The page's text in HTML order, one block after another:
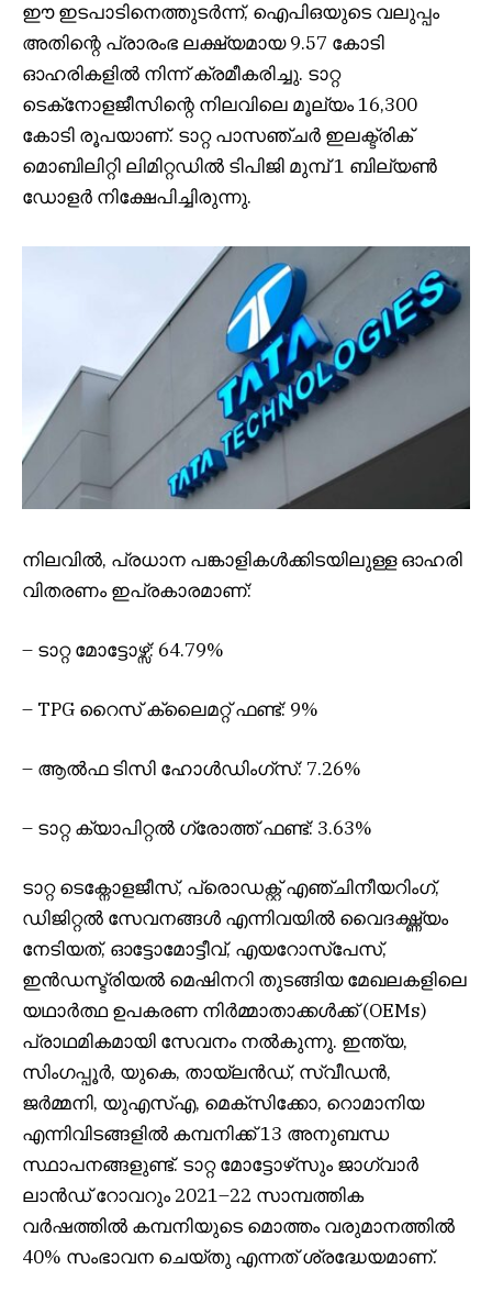
ഈ ഇടപാടിനെത്തുടർന്ന്, ഐപിഒയുടെ വലുപ്പം
അതിന്റെ പ്രാരംഭ ലക്ഷ്യമായ 9.57 കോടി
ഓഹരികളിൽ നിന്ന് ക്രമീകരിച്ചു. ടാറ്റ
ടെക്‌നോളജീസിന്റെ നിലവിലെ മൂല്യം 16,300
കോടി രൂപയാണ്. ടാറ്റ പാസഞ്ചർ ഇലക്ട്രിക്
മൊബിലിറ്റി ലിമിറ്റഡിൽ ടിപിജി മുമ്പ് 1 ബില്യൺ
ഡോളർ നിക്ഷേപിച്ചിരുന്നു.
നിലവിൽ, പ്രധാന പങ്കാളികൾക്കിടയിലുള്ള ഓഹരി
വിതരണം ഇപ്രകാരമാണ്:
– ടാറ്റ മോട്ടോഴ്സ്: 64.79%
– TPG റൈസ് ക്ലൈമറ്റ് ഫണ്ട്: 9%
– ആൽഫ ടിസി ഹോൾഡിംഗ്സ്: 7.26%
– ടാറ്റ ക്യാപിറ്റൽ ഗ്രോത്ത് ഫണ്ട്: 3.63%
ടാറ്റ ടെക്നോളജീസ്, പ്രൊഡക്റ്റ് എഞ്ചിനീയറിംഗ്,
ഡിജിറ്റൽ സേവനങ്ങൾ എന്നിവയിൽ വൈദഗ്ദ്ധ്യം
നേടിയത്, ഓട്ടോമോട്ടീവ്, എയറോസ്പേസ്,
ഇൻഡസ്ട്രിയൽ മെഷിനറി തുടങ്ങിയ മേഖലകളിലെ
യഥാർത്ഥ ഉപകരണ നിർമ്മാതാക്കൾക്ക് (OEMs)
പ്രാഥമികമായി സേവനം നൽകുന്നു. ഇന്ത്യ,
സിംഗപ്പൂർ, യുകെ, തായ്‌ലൻഡ്, സ്വീഡൻ,
ജർമ്മനി, യുഎസ്എ, മെക്സിക്കോ, റൊമാനിയ
എന്നിവിടങ്ങളിൽ കമ്പനിക്ക് 13 അനുബന്ധ
സ്ഥാപനങ്ങളുണ്ട്. ടാറ്റ മോട്ടോഴ്‌സും ജാഗ്വാർ
ലാൻഡ് റോവറും 2021–22 സാമ്പത്തിക
വർഷത്തിൽ കമ്പനിയുടെ മൊത്തം വരുമാനത്തിൽ
40% സംഭാവന ചെയ്തു എന്നത് ശ്രദ്ധേയമാണ്.